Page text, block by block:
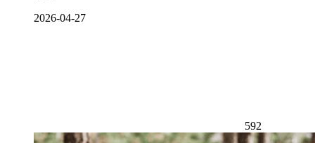
2026-04-27
592